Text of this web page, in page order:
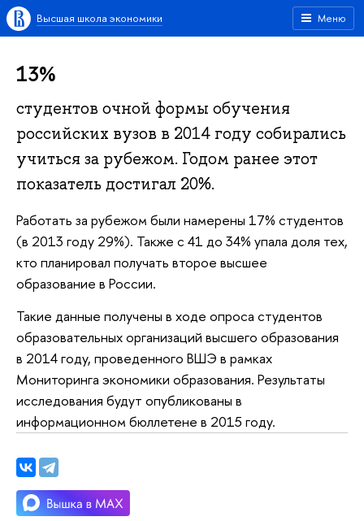
Меню
Высшая школа экономики
13%
студентов очной формы обучения
российских вузов в 2014 году собирались
учиться за рубежом. Годом ранее этот
показатель достигал 20%.
Работать за рубежом были намерены 17% студентов
(в 2013 году 29%). Также с 41 до 34% упала доля тех,
кто планировал получать второе высшее
образование в России.
Такие данные получены в ходе опроса студентов
образовательных организаций высшего образования
в 2014 году, проведенного ВШЭ в рамках
Мониторинга экономики образования. Результаты
исследования будут опубликованы в
информационном бюллетене в 2015 году.